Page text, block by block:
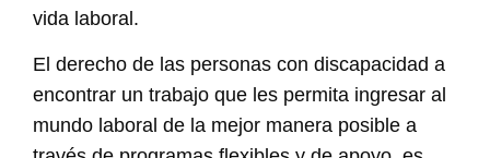
vida laboral.
El derecho de las personas con discapacidad a
encontrar un trabajo que les permita ingresar al
mundo laboral de la mejor manera posible a